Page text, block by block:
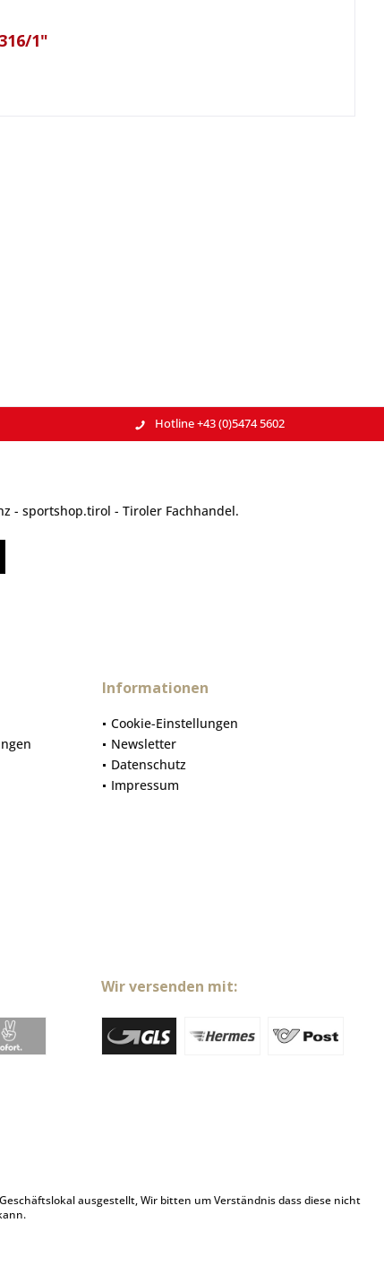
1"
Hotline +43 (0)5474 5602
- sportshop.tirol - Tiroler Fachhandel.
Informationen
Cookie-Einstellungen
Newsletter
Datenschutz
Impressum
Wir versenden mit:
ausgestellt, Wir bitten um Verständnis dass diese nicht